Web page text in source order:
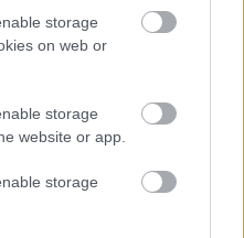
storage
on web or
storage
website or app.
storage
vállalat szinte minden
a hozzászólásokat: a
akar lemondani a fizikai
túlreagálni dolgokat,